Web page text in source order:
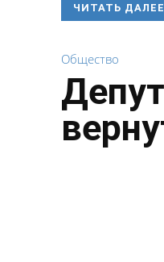
ЧИТАТЬ ДАЛЕЕ
Общество